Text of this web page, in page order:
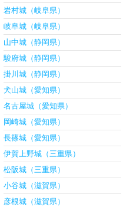
岩村城（岐阜県）
岐阜城（岐阜県）
山中城（静岡県）
駿府城（静岡県）
掛川城（静岡県）
犬山城（愛知県）
名古屋城（愛知県）
岡崎城（愛知県）
長篠城（愛知県）
伊賀上野城（三重県）
松阪城（三重県）
小谷城（滋賀県）
彦根城（滋賀県）